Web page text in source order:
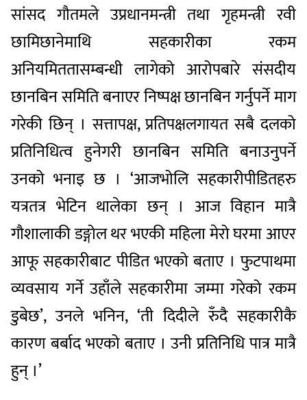
सांसद गौतमले उप्रधानमन्त्री तथा गृहमन्त्री रवी
छामिछानेमाथि सहकारीका रकम
अनियमिततासम्बन्धी लागेको आरोपबारे संसदीय
छानबिन समिति बनाएर निष्पक्ष छानबिन गर्नुपर्ने माग
गरेकी छिन् । सत्तापक्ष, प्रतिपक्षलगायत सबै दलको
प्रतिनिधित्व हुनेगरी छानबिन समिति बनाउनुपर्ने
उनको भनाइ छ । ‘आजभोलि सहकारीपीडितहरु
यत्रतत्र भेटिन थालेका छन् । आज विहान मात्रै
गौशालाकी डङ्गोल थर भएकी महिला मेरो घरमा आएर
आफू सहकारीबाट पीडित भएको बताए । फुटपाथमा
व्यवसाय गर्ने उहाँले सहकारीमा जम्मा गरेको रकम
डुबेछ’, उनले भनिन, ‘ती दिदीले रुँदै सहकारीकै
कारण बर्बाद भएको बताए । उनी प्रतिनिधि पात्र मात्रै
हुन् ।’